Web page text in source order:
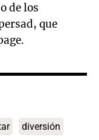
de los
que
diversión